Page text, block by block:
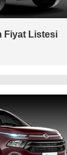
Fiyat Listesi